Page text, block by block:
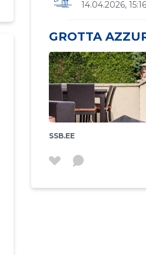
14.04.2026, 15:16
GROTTA
SSB.EE